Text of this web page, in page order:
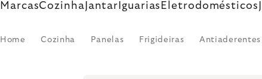
MarcasCozinha Jantar Iguarias Eletrodomésticos
Home Cozinha Panelas Frigideiras Antiaderentes